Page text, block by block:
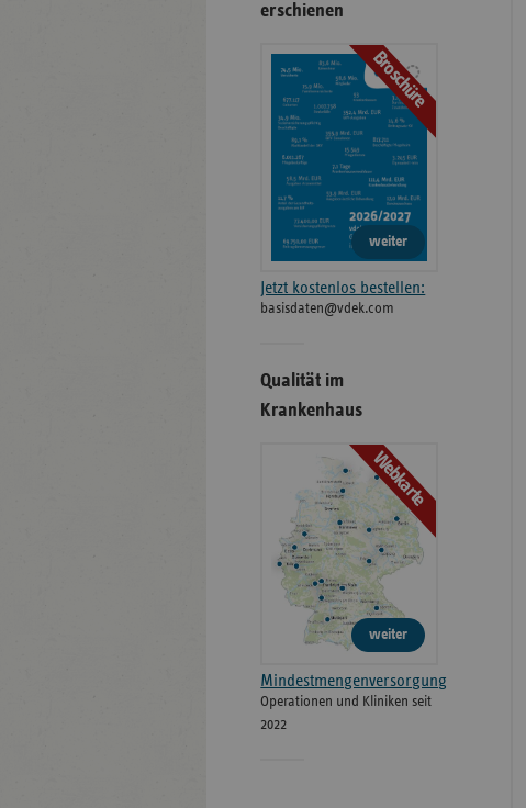
erschienen
Broschüre
weiter
Jetzt kostenlos bestellen:
basisdaten@vdek.com
Qualität im
Krankenhaus
Webkarte
weiter
Mindestmengenversorgung
Operationen und Kliniken seit
2022